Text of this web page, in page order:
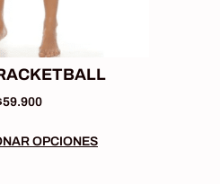
59.900
OPCIONES